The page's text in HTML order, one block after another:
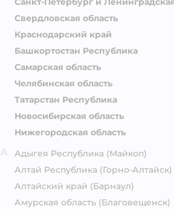
Свердловская область
Краснодарский край
Башкортостан Республика
Самарская область
Челябинская область
Татарстан Республика
Новосибирская область
Нижегородская область
Адыгея Республика (Майкоп)
Алтай Республика (Горно-Алтайск)
Алтайский край (Барнаул)
Амурская область (Благовещенск)